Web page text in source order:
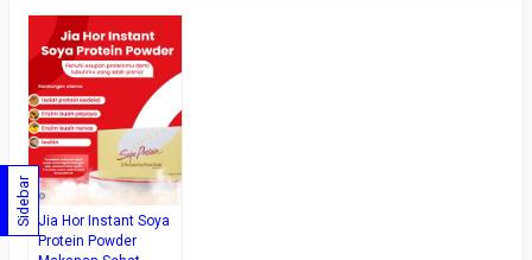
Jia Hor Instant Soya
Protein Powder
Sidebar